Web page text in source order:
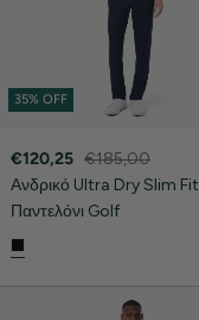
35% OFF
€120,25 €185,00
Ανδρικό Ultra Dry Slim Fit
Παντελόνι Golf